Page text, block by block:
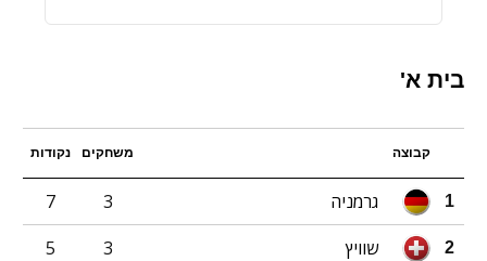
בית א'
קבוצה משחקים נקודות
1 גרמניה 3
7
2 שוויץ 3
5